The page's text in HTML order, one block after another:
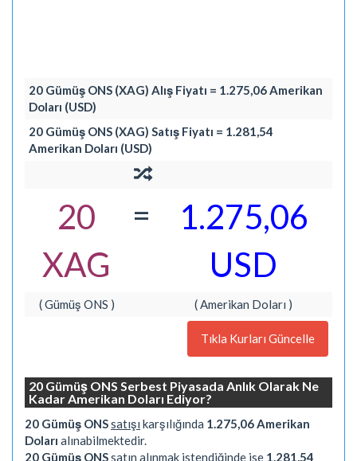
20 Gümüş ONS (XAG) Alış Fiyatı = 1.275,06 Amerikan
Doları (USD)
20 Gümüş ONS (XAG) Satış Fiyatı = 1.281,54
Amerikan Doları (USD)
20
XAG
=
1.275,06
USD
( Gümüş ONS ) ( Amerikan Doları )
Tıkla Kurları Güncelle
20 Gümüş ONS Serbest Piyasada Anlık Olarak Ne
Kadar Amerikan Doları Ediyor?
20 Gümüş ONSsatışı karşılığında 1.275,06 Amerikan
Doları alınabilmektedir.
20 Gümüş ONSsatın alınmak istendiğinde ise 1.281,54